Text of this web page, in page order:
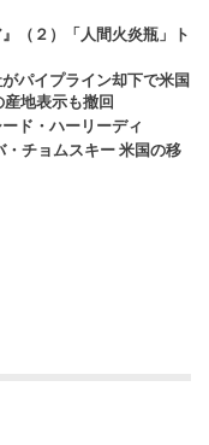
（２）「人間火炎瓶」ト
パイプライン却下で米国
地表示も撤回
ド・ハーリーディ
・チョムスキー 米国の移